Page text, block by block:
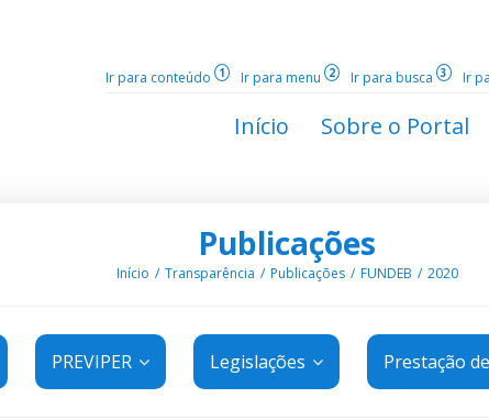
Ir para conteúdo 1 Ir para menu 2 Ir para busca 3 Ir
Início Sobre o Portal
Publicações
Início Transparência Publicações FUNDEB 2020
PREVIPER Legislações Prestação